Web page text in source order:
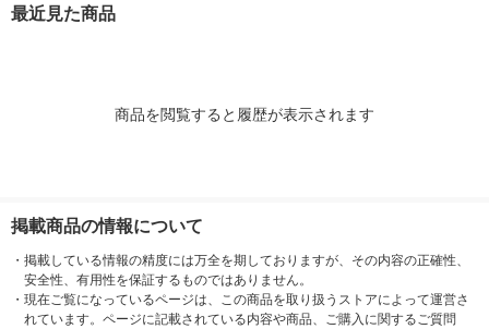
最近見た商品
商品を閲覧すると履歴が表示されます
掲載商品の情報について
・ 掲載している情報の精度には万全を期しておりますが、その内容の正確性、
安全性、有用性を保証するものではありません。
・ 現在ご覧になっているページは、この商品を取り扱うストアによって運営さ
れています。ページに記載されている内容や商品、ご購入に関するご質問